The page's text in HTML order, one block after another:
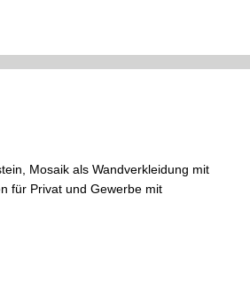
Mosaik als Wandverkleidung mit
für Privat und Gewerbe mit